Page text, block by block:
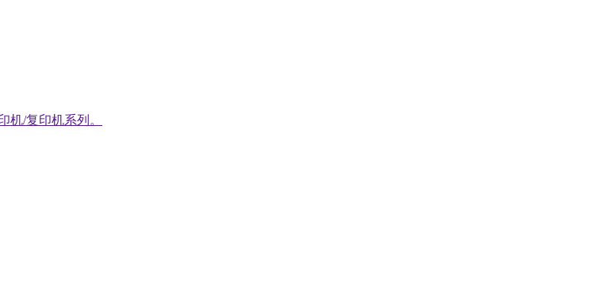
机/复印机系列。